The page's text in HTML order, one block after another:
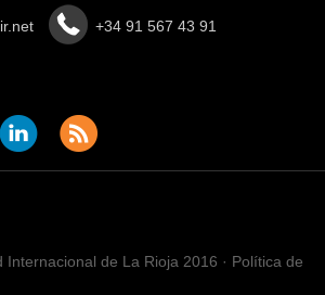
+34 91 567 43 91
de La Rioja 2016 · Política de